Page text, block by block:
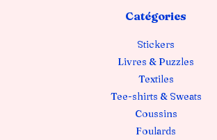
Catégories
Stickers
Livres & Puzzles
Textiles
Tee-shirts & Sweats
Coussins
Foulards